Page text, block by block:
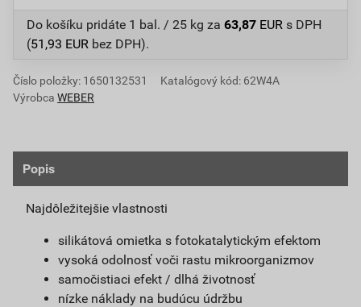
Do košíku pridáte 1 bal. / 25 kg za 63,87 EUR s DPH
(51,93 EUR bez DPH).
Číslo položky: 1650132531
Katalógový kód: 62W4A
Výrobca WEBER
Popis
Najdôležitejšie vlastnosti
silikátová omietka s fotokatalytickým efektom
vysoká odolnosť voči rastu mikroorganizmov
samočistiaci efekt / dlhá životnosť
nízke náklady na budúcu údržbu